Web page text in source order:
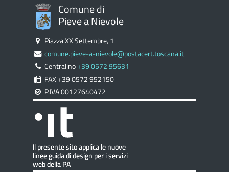
Comune di
Pieve a Nievole
Piazza XX Settembre, 1
comune.pieve-a-nievole@postacert.toscana.it
Centralino+39 0572 95631
FAX +39 0572 952150
P.IVA 00127640472